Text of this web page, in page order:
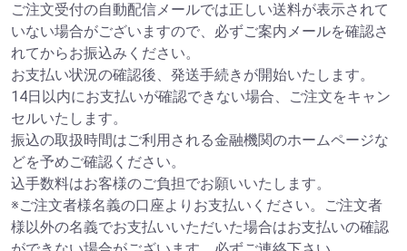
ご注文受付の自動配信メールでは正しい送料が表示されて
いない場合がございますので、必ずご案内メールを確認さ
れてからお振込みください。
お支払い状況の確認後、発送手続きが開始いたします。
14日以内にお支払いが確認できない場合、ご注文をキャン
セルいたします。
振込の取扱時間はご利用される金融機関のホームページな
どを予めご確認ください。
込手数料はお客様のご負担でお願いいたします。
※ご注文者様名義の口座よりお支払いください。ご注文者
様以外の名義でお支払いいただいた場合はお支払いの確認